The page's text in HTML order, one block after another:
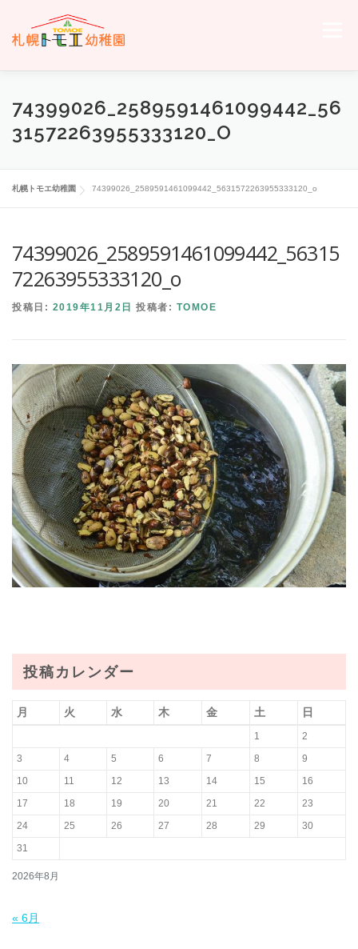
ツ
ホーム トモエについて トモエの日々 入園のご案内
74399026_2589591461099442_56
31572263955333120_O
札幌トモエ幼稚園 74399026_2589591461099442_5631572263955333120_o
74399026_2589591461099442_56315
72263955333120_o
投稿日: 2019年11月2日 投稿者: TOMOE
投稿カレンダー
2026年8月
月 火 水 木 金 土 日
1
2
3
4 5 6 7 8
9
10
11 12 13 14 15
16
17
18 19 20 21 22
23
24
25 26 27 28 29
30
31
« 6月